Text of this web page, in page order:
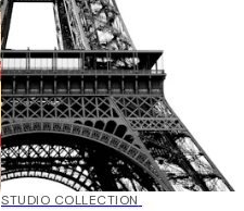
50%*
STUDIO COLLECTION